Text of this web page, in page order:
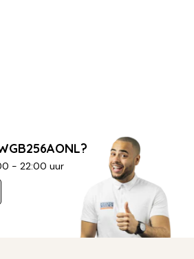
- 22:00 uur